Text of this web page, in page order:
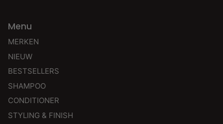
Menu
MERKEN
NIEUW
BESTSELLERS
SHAMPOO
CONDITIONER
STYLING & FINISH